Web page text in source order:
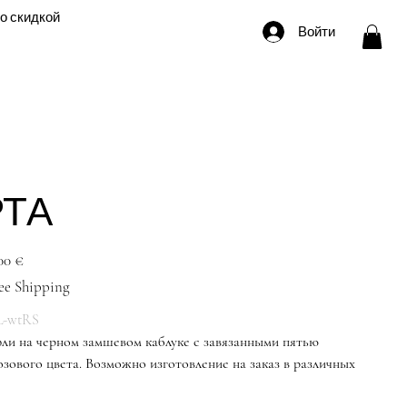
скидкой
Войти
€
Shipping
wtRS
на черном замшевом каблуке с завязанными пятью
цвета. Возможно изготовление на заказ в различных